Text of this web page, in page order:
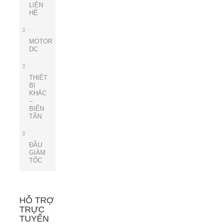
LIÊN
HỆ
MOTOR
DC
THIẾT
BỊ
KHÁC
–
BIẾN
TẦN
ĐẦU
GIẢM
TỐC
HỖ TRỢ
TRỰC
TUYẾN